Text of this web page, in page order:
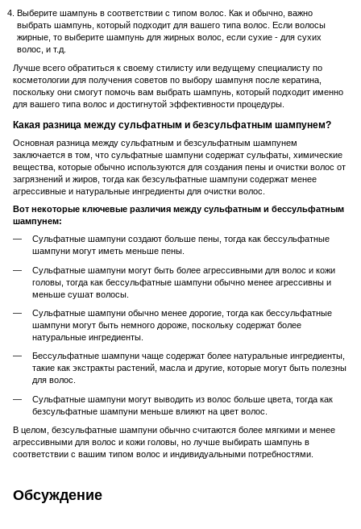
Выберите шампунь в соответствии с типом волос. Как и обычно, важно
выбрать шампунь, который подходит для вашего типа волос. Если волосы
жирные, то выберите шампунь для жирных волос, если сухие - для сухих
волос, и т.д.
Лучше всего обратиться к своему стилисту или ведущему специалисту по
косметологии для получения советов по выбору шампуня после кератина,
поскольку они смогут помочь вам выбрать шампунь, который подходит именно
для вашего типа волос и достигнутой эффективности процедуры.
Какая разница между сульфатным и безсульфатным шампунем?
Основная разница между сульфатным и безсульфатным шампунем
заключается в том, что сульфатные шампуни содержат сульфаты, химические
вещества, которые обычно используются для создания пены и очистки волос от
загрязнений и жиров, тогда как безсульфатные шампуни содержат менее
агрессивные и натуральные ингредиенты для очистки волос.
Вот некоторые ключевые различия между сульфатным и бессульфатным
шампунем:
Сульфатные шампуни создают больше пены, тогда как бессульфатные
шампуни могут иметь меньше пены.
Сульфатные шампуни могут быть более агрессивными для волос и кожи
головы, тогда как бессульфатные шампуни обычно менее агрессивны и
меньше сушат волосы.
Сульфатные шампуни обычно менее дорогие, тогда как бессульфатные
шампуни могут быть немного дороже, поскольку содержат более
натуральные ингредиенты.
Бессульфатные шампуни чаще содержат более натуральные ингредиенты,
такие как экстракты растений, масла и другие, которые могут быть полезны
для волос.
Сульфатные шампуни могут выводить из волос больше цвета, тогда как
безсульфатные шампуни меньше влияют на цвет волос.
В целом, безсульфатные шампуни обычно считаются более мягкими и менее
агрессивными для волос и кожи головы, но лучше выбирать шампунь в
соответствии с вашим типом волос и индивидуальными потребностями.
Обсуждение